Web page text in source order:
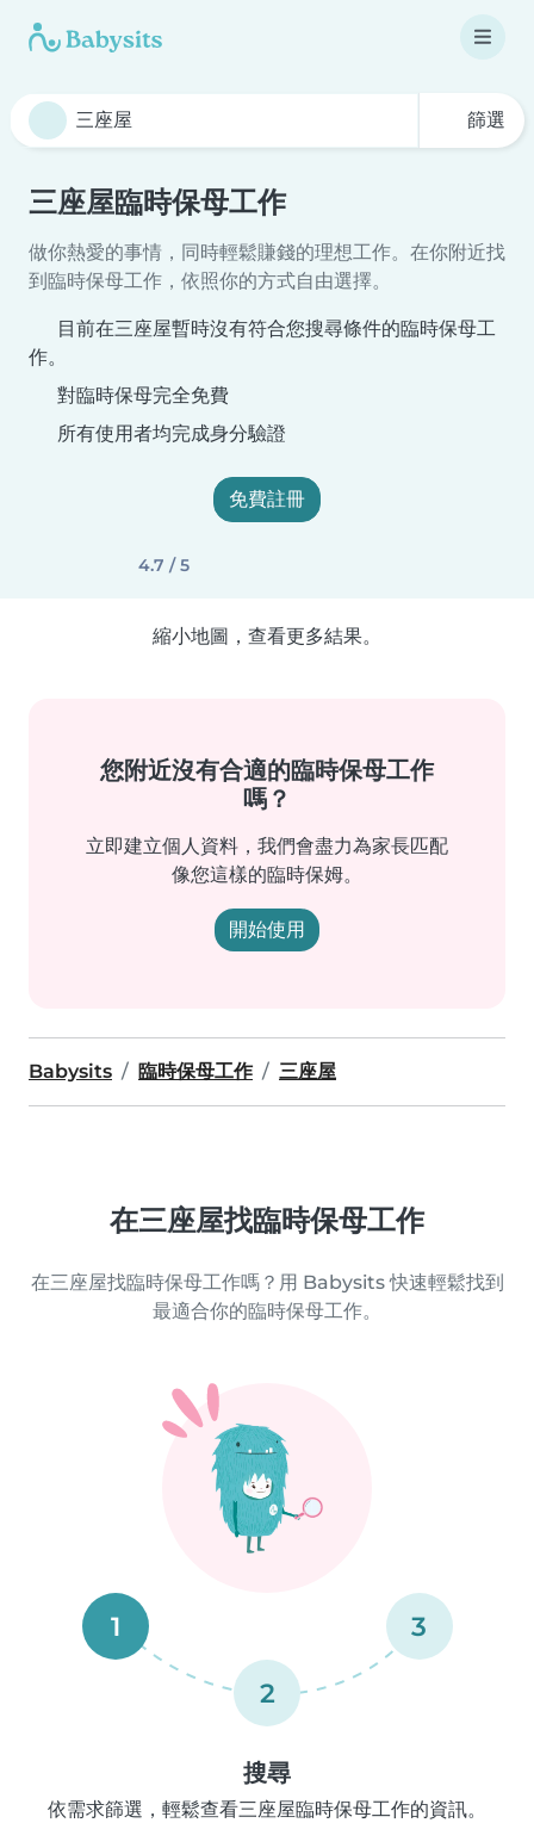
篩選
三座屋臨時保母工作
做你熱愛的事情，同時輕鬆賺錢的理想工作。在你附近找
到臨時保母工作，依照你的方式自由選擇。
目前在三座屋暫時沒有符合您搜尋條件的臨時保母工
作。
對臨時保母完全免費
所有使用者均完成身分驗證
免費註冊
4.7 / 5
縮小地圖，查看更多結果。
您附近沒有合適的臨時保母工作
嗎？
立即建立個人資料，我們會盡力為家長匹配
像您這樣的臨時保姆。
開始使用
Babysits 臨時保母工作 三座屋
在三座屋找臨時保母工作
在三座屋找臨時保母工作嗎？用 Babysits 快速輕鬆找到
最適合你的臨時保母工作。
1
2
3
搜尋
依需求篩選，輕鬆查看三座屋臨時保母工作的資訊。